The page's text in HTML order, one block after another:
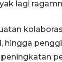
lagi
hingga